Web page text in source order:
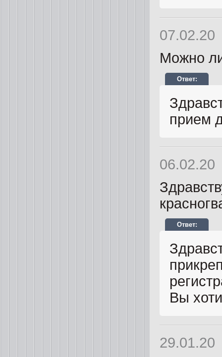
07.02.20
Можно
прием
06.02.20
Вы
29.01.20